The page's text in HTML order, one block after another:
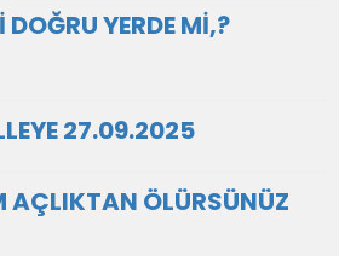
YERDE Mİ,?
27.09.2025
AÇLIKTAN ÖLÜRSÜNÜZ